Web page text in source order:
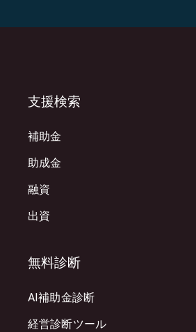
支援検索
補助金
助成金
融資
出資
無料診断
AI補助金診断
経営診断ツール